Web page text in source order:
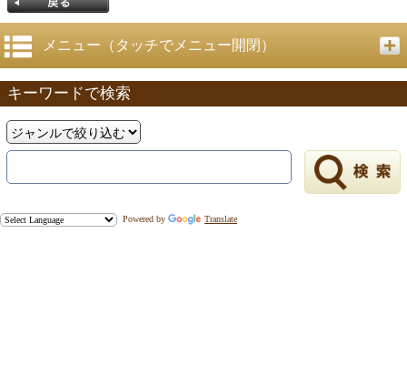
戻る
メニュー（タッチでメニュー開閉）
キーワードで検索
Powered by Translate